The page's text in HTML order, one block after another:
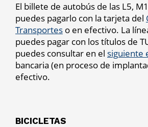
El billete de autobús de las L5,
puedes pagarlo con la tarjeta del
Transportes o en efectivo. La
puedes pagar con los títulos de
puedes consultar en el siguiente
bancaria (en proceso de
efectivo.
BICICLETAS